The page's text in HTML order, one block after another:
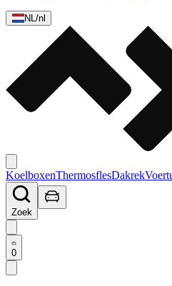
NL/nl
KoelboxenThermosflesDakrek
Zoek
0